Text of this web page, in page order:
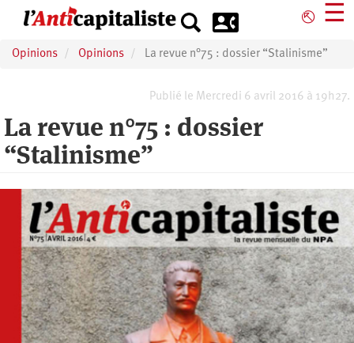
principal
⎋ ☰
Opinions Opinions La revue n°75 : dossier “Stalinisme”
Publié le Mercredi 6 avril 2016 à 19h27.
La revue n°75 : dossier
“Stalinisme”